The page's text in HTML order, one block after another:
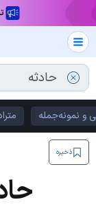
و نمونه‌جمله
ذخیره